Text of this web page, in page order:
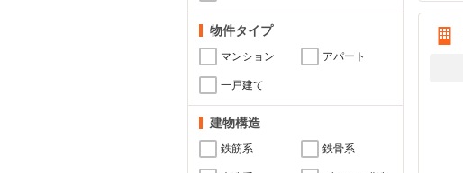
物件タイプ
マンション アパート
一戸建て
建物構造
鉄筋系 鉄骨系